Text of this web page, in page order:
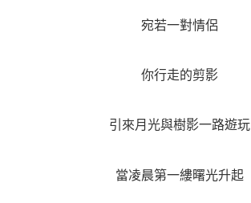
宛若一對情侶
你行走的剪影
引來月光與樹影一路遊玩
當凌晨第一縷曙光升起